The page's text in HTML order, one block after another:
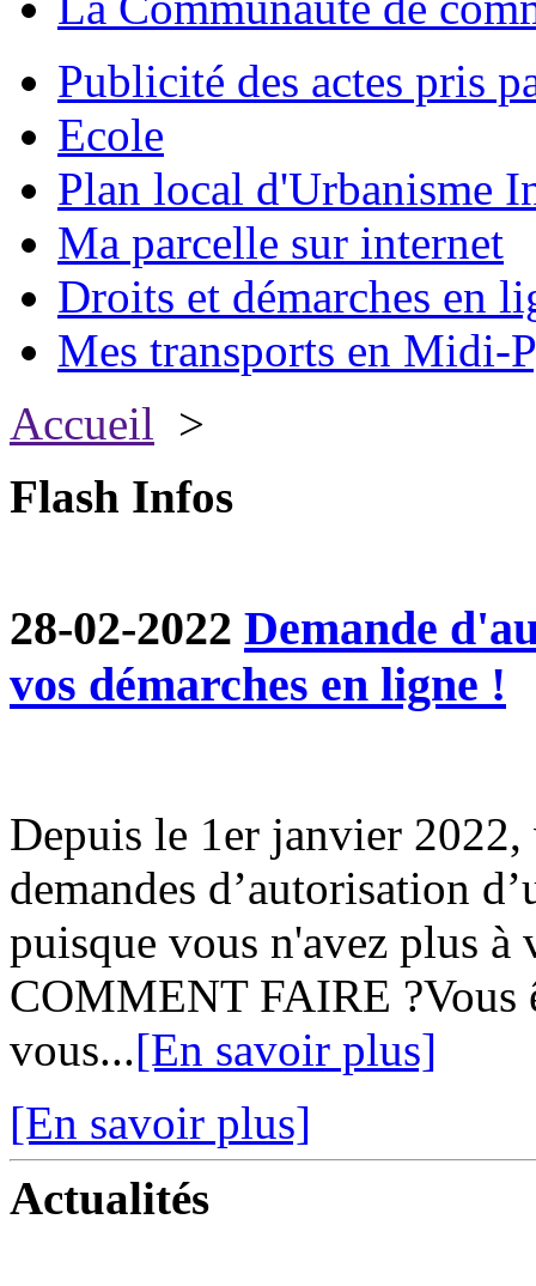
Publicité des actes pris
Ecole
Plan local d'Urbanisme
Ma parcelle sur internet
Droits et démarches en
Mes transports en Midi-
Accueil >
Flash Infos
28-02-2022 Demande
vos démarches en ligne !
Depuis le 1er janvier
demandes d’autorisation
puisque vous n'avez plus à
COMMENT FAIRE ?Vous
vous...[En savoir plus]
[En savoir plus]
Actualités